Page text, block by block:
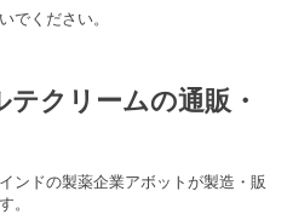
でください。
クリームの通販・
ンドの製薬企業アボットが製造・販
。